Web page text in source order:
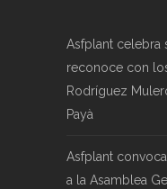
Asfplant celebra
reconoce con
Rodríguez
Payà
Asfplant
a la Asamblea